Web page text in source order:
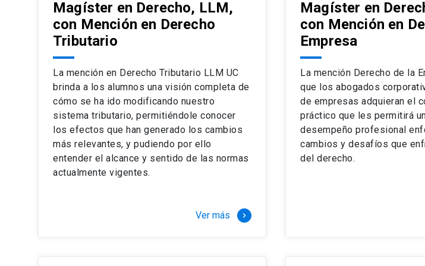
Magíster en Derecho, LLM,
con Mención en Derecho
Tributario
La mención en Derecho Tributario LLM UC
brinda a los alumnos una visión completa de
cómo se ha ido modificando nuestro
sistema tributario, permitiéndole conocer
los efectos que han generado los cambios
más relevantes, y pudiendo por ello
entender el alcance y sentido de las normas
actualmente vigentes.
Ver más keyboard_arrow_right
Magíster en
con Mención en
Empresa
La mención Derecho de la
que los abogados
de empresas adquieran el
práctico que les permitirá
desempeño profesional
cambios y desafíos que
del derecho.